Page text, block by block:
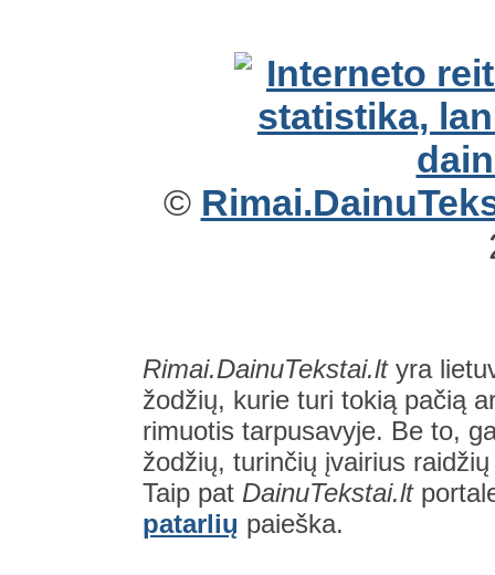
©
Rimai.DainuTekstai.ltyra
žodžių, kurie turi tokią pačią
rimuotis tarpusavyje. Be to,
žodžių, turinčių įvairius
Taip pat DainuTekstai.lt
patarlių paieška.